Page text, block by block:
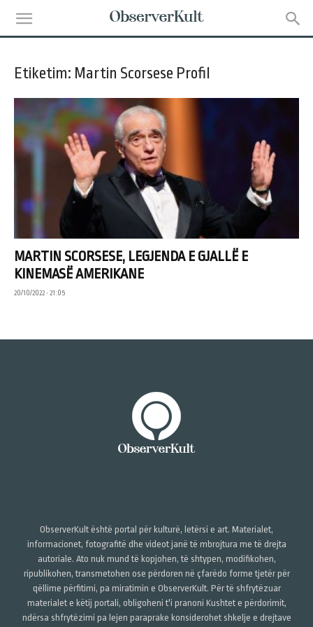
Etiketim: Martin Scorsese Profil
MARTIN SCORSESE, LEGJENDA E GJALLË E
KINEMASË AMERIKANE
20/10/2022 • 21:05
ObserverKult është portal për kulturë, letërsi e art. Materialet,
informacionet, fotografitë dhe videot janë të mbrojtura me të drejta
autoriale. Ato nuk mund të kopjohen, të shtypen, modifikohen,
ripublikohen, transmetohen ose përdoren në çfarëdo forme tjetër për
qëllime përfitimi, pa miratimin e ObserverKult. Për të shfrytëzuar
materialet e këtij portali, obligoheni t'i pranoni Kushtet e përdorimit,
ndërsa shfrytëzimi pa lejen paraprake konsiderohet shkelje e drejtave